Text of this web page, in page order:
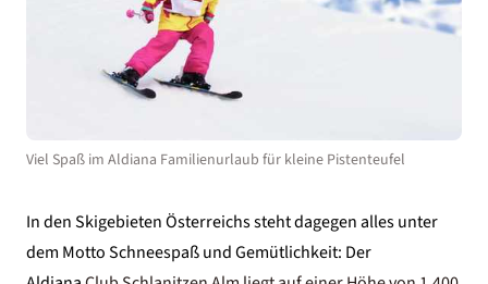
Viel Spaß im Aldiana Familienurlaub für kleine Pistenteufel
In denSkigebieten Österreichssteht dagegen alles unter
dem Motto Schneespaß und Gemütlichkeit: Der